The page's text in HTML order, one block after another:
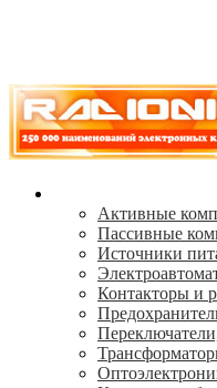
Активные
Пассивные
Источники
Контакторы и